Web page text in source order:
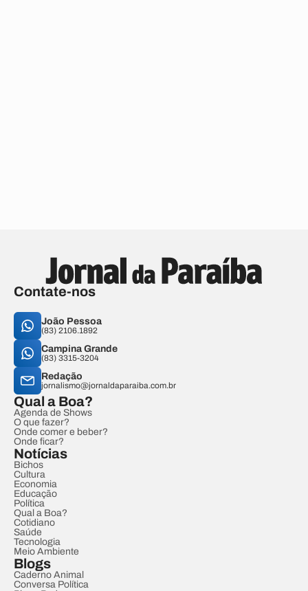
Contate-nos
João Pessoa
(83) 2106.1892
Campina Grande
(83) 3315-3204
Redação
jornalismo@jornaldaparaiba.com.br
Qual a Boa?
Agenda de Shows
O que fazer?
Onde comer e beber?
Onde ficar?
Notícias
Bichos
Cultura
Economia
Educação
Política
Qual a Boa?
Cotidiano
Saúde
Tecnologia
Meio Ambiente
Blogs
Caderno Animal
Conversa Política